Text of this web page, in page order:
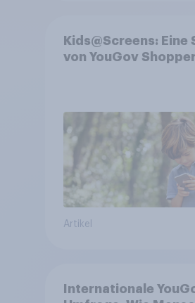
Kids@Screens: Eine
von YouGov
Artikel
Internationale